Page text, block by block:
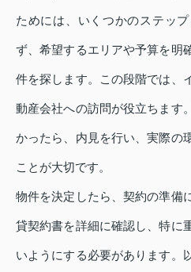
ためには、いくつかのステッ
ず、希望するエリアや予算を明
件を探します。この段階では、
動産会社への訪問が役立ちます
かったら、内見を行い、実際の
ことが大切です。
物件を決定したら、契約の準備
貸契約書を詳細に確認し、特に
いようにする必要があります。